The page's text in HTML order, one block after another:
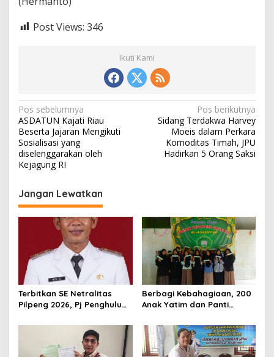
Post Views: 346
Ikuti Kami
N
a
v
i
a
s
o
s
Pos sebelumnya
ASDATUN Kajati Riau
Beserta Jajaran Mengikuti
Sosialisasi yang
diselenggarakan oleh
Kejagung RI
Pos berikutnya
Sidang Terdakwa Harvey
Moeis dalam Perkara
Komoditas Timah, JPU
Hadirkan 5 Orang Saksi
Jangan Lewatkan
Terbitkan SE Netralitas
Pilpeng 2026, Pj Penghulu
Aparatur yang Melanggar
Berbagi Kebahagiaan, 200
Anak Yatim dan Panti
Dari Pengelola Pasar
Malam Batu Enam